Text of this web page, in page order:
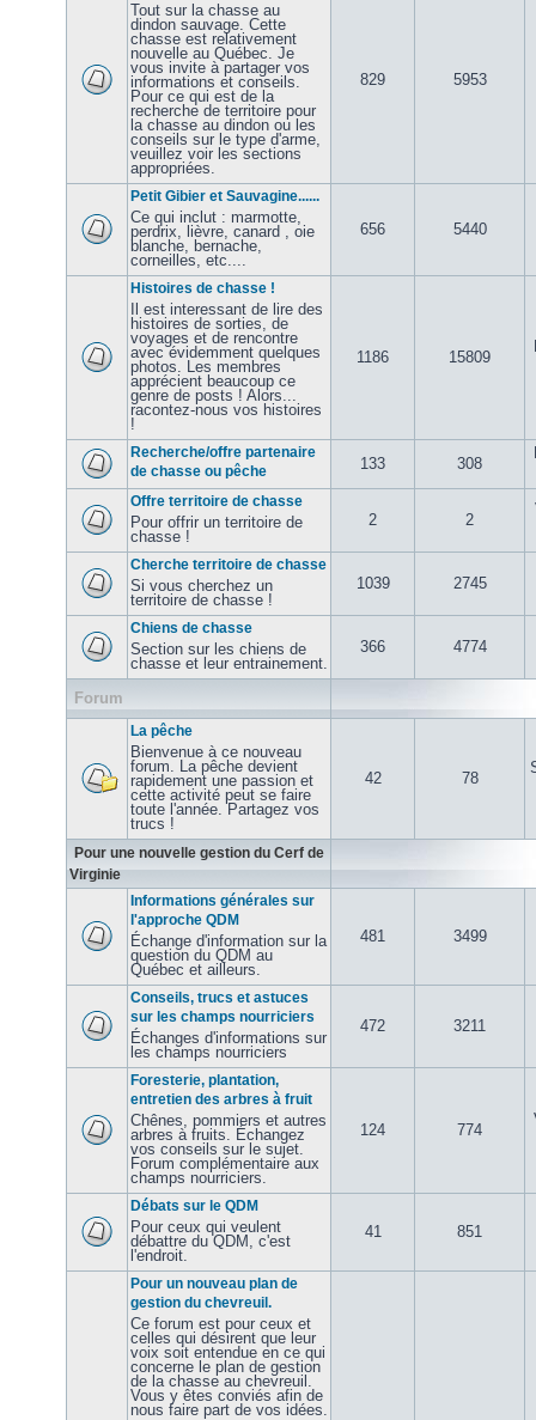
Tout sur la chasse au
dindon sauvage. Cette
chasse est relativement
nouvelle au Québec. Je
vous invite à partager vos
informations et conseils.
Pour ce qui est de la
recherche de territoire pour
la chasse au dindon ou les
conseils sur le type d'arme,
veuillez voir les sections
appropriées.
829 5953
Petit Gibier et Sauvagine......
Ce qui inclut : marmotte,
perdrix, lièvre, canard , oie
blanche, bernache,
corneilles, etc....
656 5440
Histoires de chasse !
Il est interessant de lire des
histoires de sorties, de
voyages et de rencontre
avec évidemment quelques
photos. Les membres
apprécient beaucoup ce
genre de posts ! Alors...
racontez-nous vos histoires
!
1186 15809
Recherche/offre partenaire
de chasse ou pêche
133 308
Offre territoire de chasse
Pour offrir un territoire de
chasse !
2 2
Cherche territoire de chasse
Si vous cherchez un
territoire de chasse !
1039 2745
Chiens de chasse
Section sur les chiens de
chasse et leur entrainement.
366 4774
Forum
La pêche
Bienvenue à ce nouveau
forum. La pêche devient
rapidement une passion et
cette activité peut se faire
toute l'année. Partagez vos
trucs !
42 78
Pour une nouvelle gestion du Cerf de
Virginie
Informations générales sur
l'approche QDM
Échange d'information sur la
question du QDM au
Québec et ailleurs.
481 3499
Conseils, trucs et astuces
sur les champs nourriciers
Échanges d'informations sur
les champs nourriciers
472 3211
Foresterie, plantation,
entretien des arbres à fruit
Chênes, pommiers et autres
arbres à fruits. Échangez
vos conseils sur le sujet.
Forum complémentaire aux
champs nourriciers.
124 774
Débats sur le QDM
Pour ceux qui veulent
débattre du QDM, c'est
l'endroit.
41 851
Pour un nouveau plan de
gestion du chevreuil.
Ce forum est pour ceux et
celles qui désirent que leur
voix soit entendue en ce qui
concerne le plan de gestion
de la chasse au chevreuil.
Vous y êtes conviés afin de
nous faire part de vos idées.